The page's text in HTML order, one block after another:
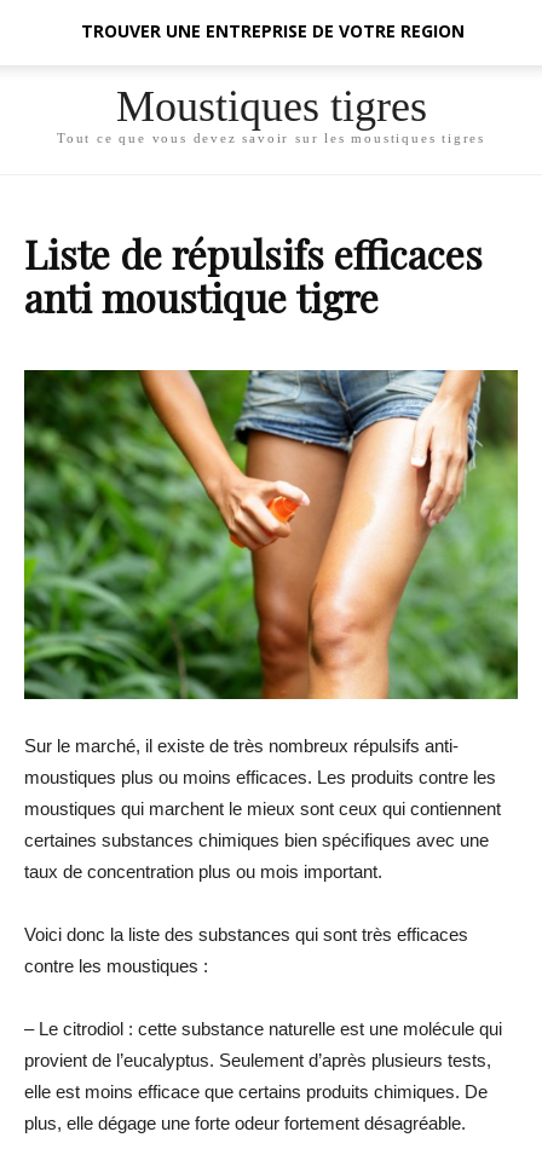
TROUVER UNE ENTREPRISE DE VOTRE REGION
Moustiques tigres
Tout ce que vous devez savoir sur les moustiques tigres
Liste de répulsifs efficaces
anti moustique tigre
Sur le marché, il existe de très nombreux répulsifs anti-
moustiques plus ou moins efficaces. Les produits contre les
moustiques qui marchent le mieux sont ceux qui contiennent
certaines substances chimiques bien spécifiques avec une
taux de concentration plus ou mois important.
Voici donc la liste des substances qui sont très efficaces
contre les moustiques :
– Le citrodiol : cette substance naturelle est une molécule qui
provient de l’eucalyptus. Seulement d’après plusieurs tests,
elle est moins efficace que certains produits chimiques. De
plus, elle dégage une forte odeur fortement désagréable.